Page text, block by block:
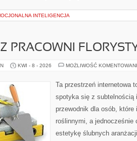
INTELIGENCJA
PRACOWNI
KWI - 8 - 2026 MOŻLIWOŚĆ
Ta przestrzeń internetowa
spotyka się z subtelnością
przewodnik dla osób,
roślinnymi, a jednocześnie
estetykę ślubnych